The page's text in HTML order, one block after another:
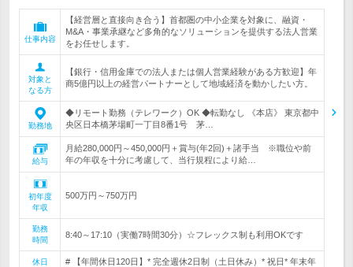
仕事内容
【経営層と直接向き合う】首都圏の中小企業を対象に、融資・
M&A・事業承継など多角的なソリューションを提供する法人営業
をお任せします。
対象と
なる方
【銀行・信用金庫での法人または個人営業経験がある方歓迎】年
商5億円以上の経営パートナーとして地域経済を動かしたい方。
勤務地
◆リモート勤務（テレワーク）OK ◆転勤なし 《本店》 東京都中
央区日本橋茅場町一丁目8番1号 茅…
給与
月給280,000円～450,000円＋賞与(年2回)＋諸手当 ※職位や前
年の年収を十分に考慮して、当行規程により給…
初年度
年収
500万円～750万円
勤務
時間
8:40～17:10（実働7時間30分）☆フレックス制も利用OKです
休日
# 【年間休日120日】* 完全週休2日制（土日休み）* 祝日* 年末年